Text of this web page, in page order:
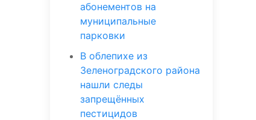
абонементов на
муниципальные
парковки
В облепихе из
Зеленоградского района
нашли следы
запрещённых
пестицидов